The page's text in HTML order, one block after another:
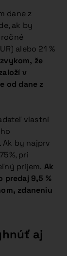
dane z
ak by
alebo 21 %
že
v
od dane z
vlastní
by najprv
pri
príjem. Ak
predaj 9,5 %
zdaneniu
aj